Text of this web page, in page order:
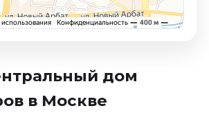
дом
в Москве